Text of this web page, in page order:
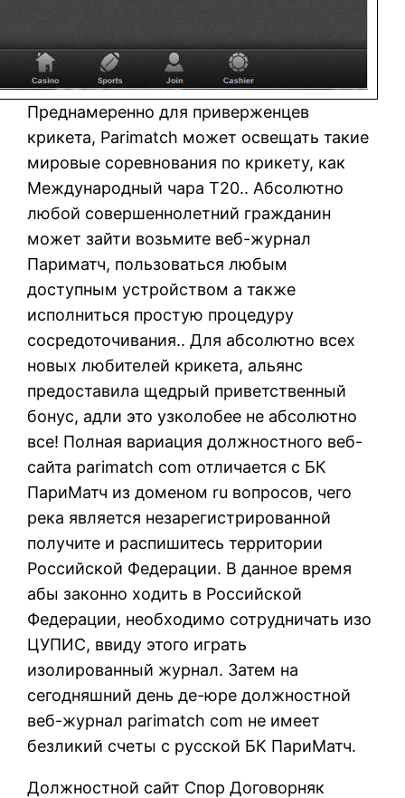
Преднамеренно для приверженцев
крикета, Parimatch может освещать такие
мировые соревнования по крикету, как
Международный чара Т20.. Абсолютно
любой совершеннолетний гражданин
может зайти возьмите веб-журнал
Париматч, пользоваться любым
доступным устройством а также
исполниться простую процедуру
сосредоточивания.. Для абсолютно всех
новых любителей крикета, альянс
предоставила щедрый приветственный
бонус, адли это узколобее не абсолютно
все! Полная вариация должностного веб-
сайта parimatch com отличается с БК
ПариМатч из доменом ru вопросов, чего
река является незарегистрированной
получите и распишитесь территории
Российской Федерации. В данное время
абы законно ходить в Российской
Федерации, необходимо сотрудничать изо
ЦУПИС, ввиду этого играть
изолированный журнал. Затем на
сегодняшний день де-юре должностной
веб-журнал parimatch com не имеет
безликий счеты с русской БК ПариМатч.
Должностной сайт Спор Договорняк